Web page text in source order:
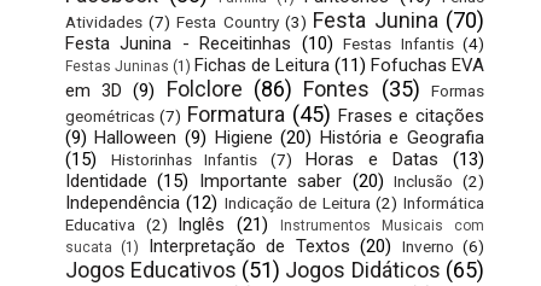
Atividades (7) Festa Country (3) Festa Junina (70)
Festa Junina - Receitinhas (10) Festas Infantis (4)
Festas Juninas (1) Fichas de Leitura (11) Fofuchas EVA
em 3D (9) Folclore (86) Fontes (35)
Formas
geométricas (7) Formatura (45) Frases e citações
(9) Halloween (9) Higiene (20) História e Geografia
(15)
Historinhas Infantis (7) Horas e Datas
(13)
Identidade (15) Importante saber (20) Inclusão (2)
Independência (12) Indicação de Leitura (2) Informática
Educativa (2) Inglês (21)
Instrumentos Musicais com
sucata
(1) Interpretação de Textos (20) Inverno (6)
Jogos Educativos (51) Jogos Didáticos (65)